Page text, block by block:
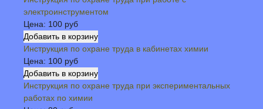
электроинструментом
Цена: 100 руб
Инструкция по охране труда в кабинетах химии
Цена: 100 руб
Инструкция по охране труда при экспериментальных
работах по химии